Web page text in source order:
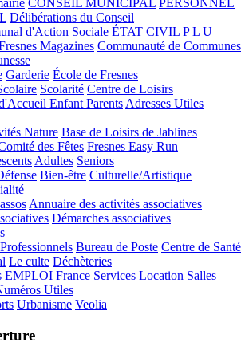
CONSEIL MUNICIPAL PERSONNEL
Délibérations du Conseil
d'Action Sociale ÉTAT CIVIL P L U
Magazines Communauté de Communes
Garderie École de Fresnes
Scolarité Centre de Loisirs
Enfant Parents Adresses Utiles
Nature Base de Loisirs de Jablines
des Fêtes Fresnes Easy Run
Adultes Seniors
Bien-être Culturelle/Artistique
Annuaire des activités associatives
Démarches associatives
Bureau de Poste Centre de Santé
Le culte Déchèteries
EMPLOI France Services Location Salles
Utiles
Urbanisme Veolia